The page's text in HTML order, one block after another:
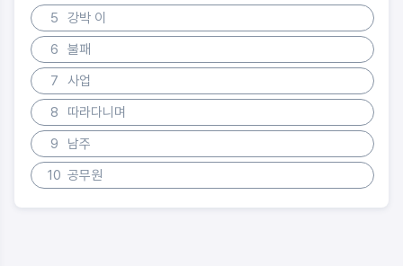
5
강박 이
6
불패
7
사업
8
따라다니며
9
남주
10 공무원